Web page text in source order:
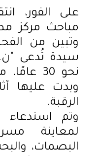
على الفور،
مباحث مركز
وتبين من
سيدة تُدعى
نحو 30
وبدت عليها
الرقبة.
وتم استدعاء
لمعاينة
البصمات،